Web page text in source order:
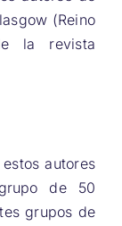
(Reino
la revista
autores
de 50
grupos de